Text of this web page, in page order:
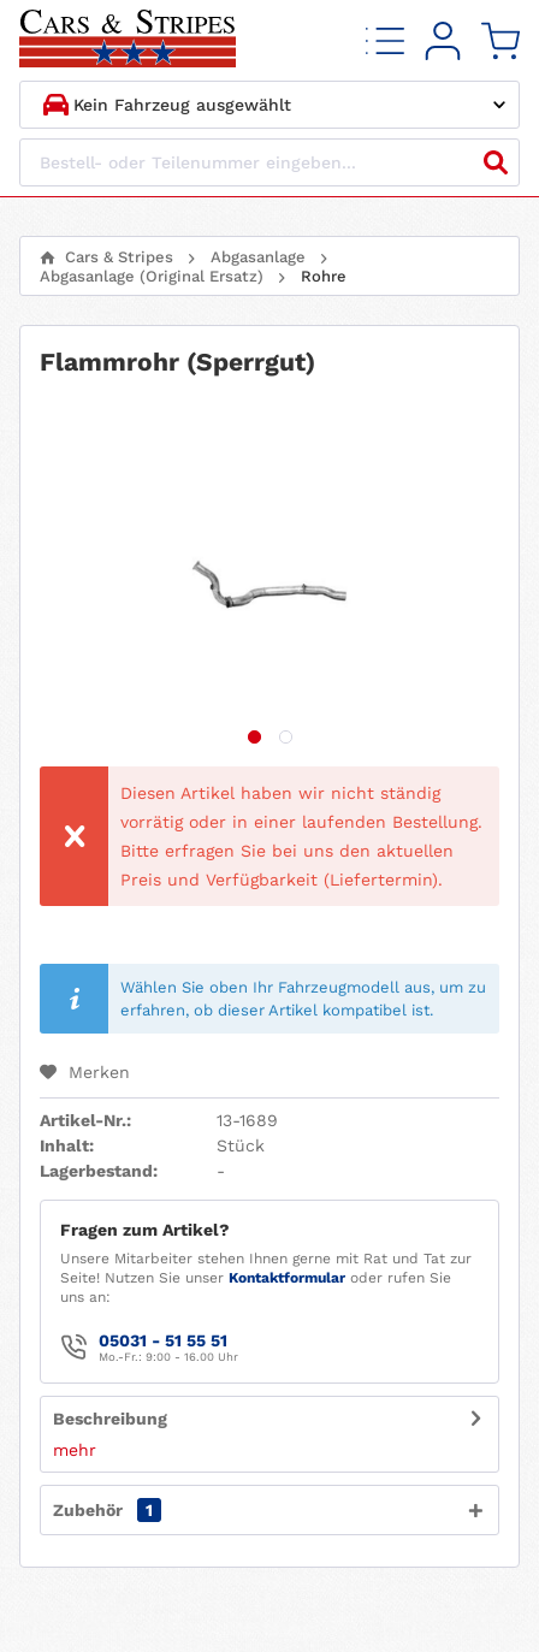
1. HERSTELLER
3. BAUJAHR
4. MOTORTYP
Cars & Stripes
Abgasanlage
Abgasanlage (Original Ersatz)
Rohre
Flammrohr (Sperrgut)
Diesen Artikel haben wir nicht ständig
vorrätig oder in einer laufenden Bestellung.
Bitte erfragen Sie bei uns den aktuellen
Preis und Verfügbarkeit (Liefertermin).
Wählen Sie oben Ihr Fahrzeugmodell aus, um zu
erfahren, ob dieser Artikel kompatibel ist.
Merken
Artikel-Nr.:
13-1689
Inhalt:
Stück
Lagerbestand:
-
Fragen zum Artikel?
Unsere Mitarbeiter stehen Ihnen gerne mit Rat und Tat zur
Seite! Nutzen Sie unser Kontaktformular oder rufen Sie
uns an:
05031 - 51 55 51
Mo.-Fr.: 9:00 - 16.00 Uhr
Beschreibung
mehr
Zubehör 1